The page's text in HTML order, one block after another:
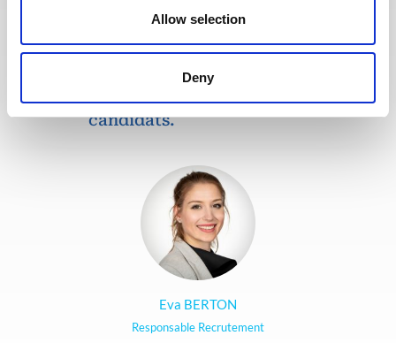
Allow selection
Deny
Eva BERTON
Responsable Recrutement
web pour faciliter la recherche de
Toute l'équipe Recrutement a à
cœur d’offrir la meilleure
expérience possible à nos
candidats.